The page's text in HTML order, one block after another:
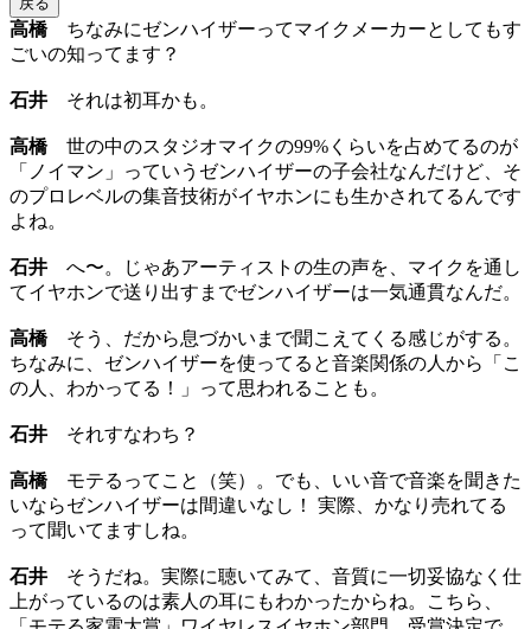
高橋ちなみにゼンハイザーってマイクメーカーとしてもす
ごいの知ってます？
石井 それは初耳かも。
高橋世の中のスタジオマイクの99%くらいを占めてるのが
「ノイマン」っていうゼンハイザーの子会社なんだけど、そ
のプロレベルの集音技術がイヤホンにも生かされてるんです
よね。
石井 へ〜。じゃあアーティストの生の声を、マイクを通し
てイヤホンで送り出すまでゼンハイザーは一気通貫なんだ。
高橋そう、だから息づかいまで聞こえてくる感じがする。
ちなみに、ゼンハイザーを使ってると音楽関係の人から「こ
の人、わかってる！」って思われることも。
石井 それすなわち？
高橋モテるってこと（笑）。でも、いい音で音楽を聞きた
いならゼンハイザーは間違いなし！ 実際、かなり売れてる
って聞いてますしね。
石井 そうだね。実際に聴いてみて、音質に一切妥協なく仕
上がっているのは素人の耳にもわかったからね。こちら、